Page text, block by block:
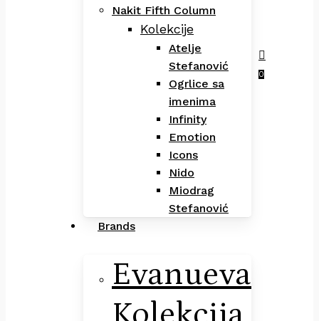
search
0
Menu
Nakit Fifth Column
Kolekcije
Atelje
Stefanović
Ogrlice sa
imenima
Infinity
Emotion
Icons
Nido
Miodrag
Stefanović
Brands
Evanueva